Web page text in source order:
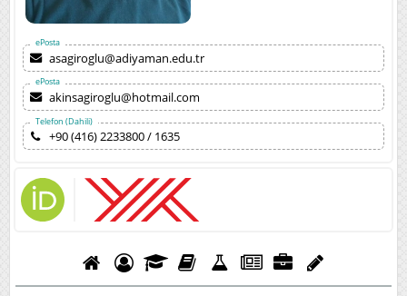
ePosta
asagiroglu@adiyaman.edu.tr
ePosta
akinsagiroglu@hotmail.com
Telefon (Dahili)
+90 (416) 2233800 / 1635